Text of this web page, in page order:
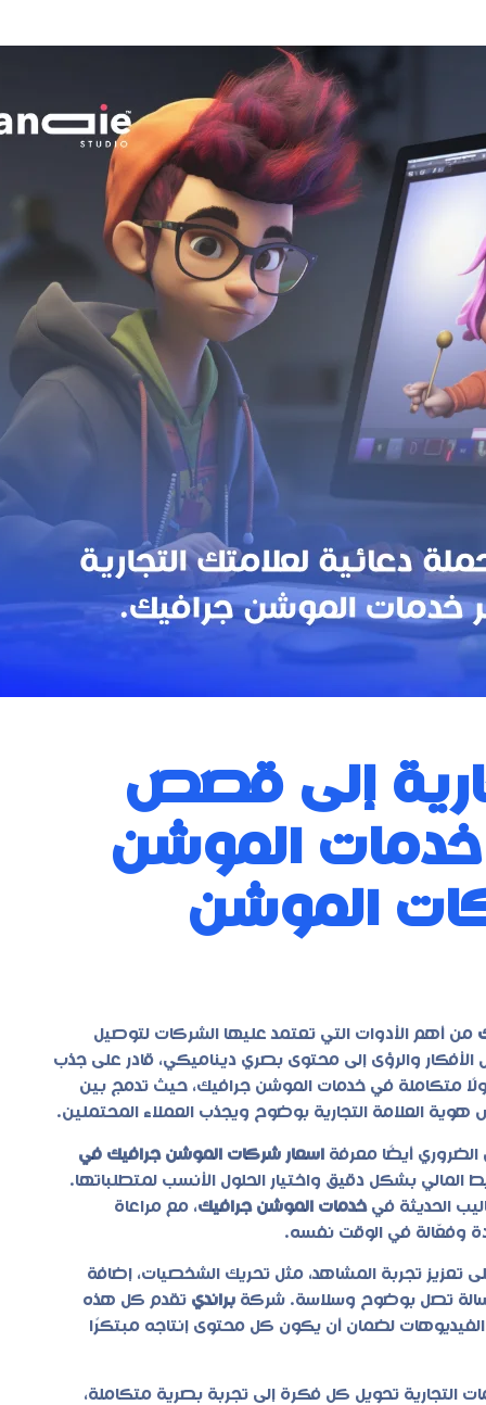
إلى قصص
الموشن
الموشن
من أهم الأدوات التي تعتمد عليها الشركات لتوصيل
والرؤى إلى محتوى بصري ديناميكي، قادر على جذب
متكاملة في خدمات الموشن جرافيك، حيث تدمج بين
العلامة التجارية بوضوح ويجذب العملاء المحتملين.
أيضًا معرفة اسعار شركات الموشن جرافيك في
بشكل دقيق واختيار الحلول الأنسب لمتطلباتها.
الحديثة فيخدمات الموشن جرافيك، مع مراعاة
وفعّالة في الوقت نفسه.
تعزيز تجربة المشاهد، مثل تحريك الشخصيات، إضافة
تصل بوضوح وسلاسة. شركة براندي تقدم كل هذه
لضمان أن يكون كل محتوى إنتاجه مبتكرًا
التجارية تحويل كل فكرة إلى تجربة بصرية متكاملة،